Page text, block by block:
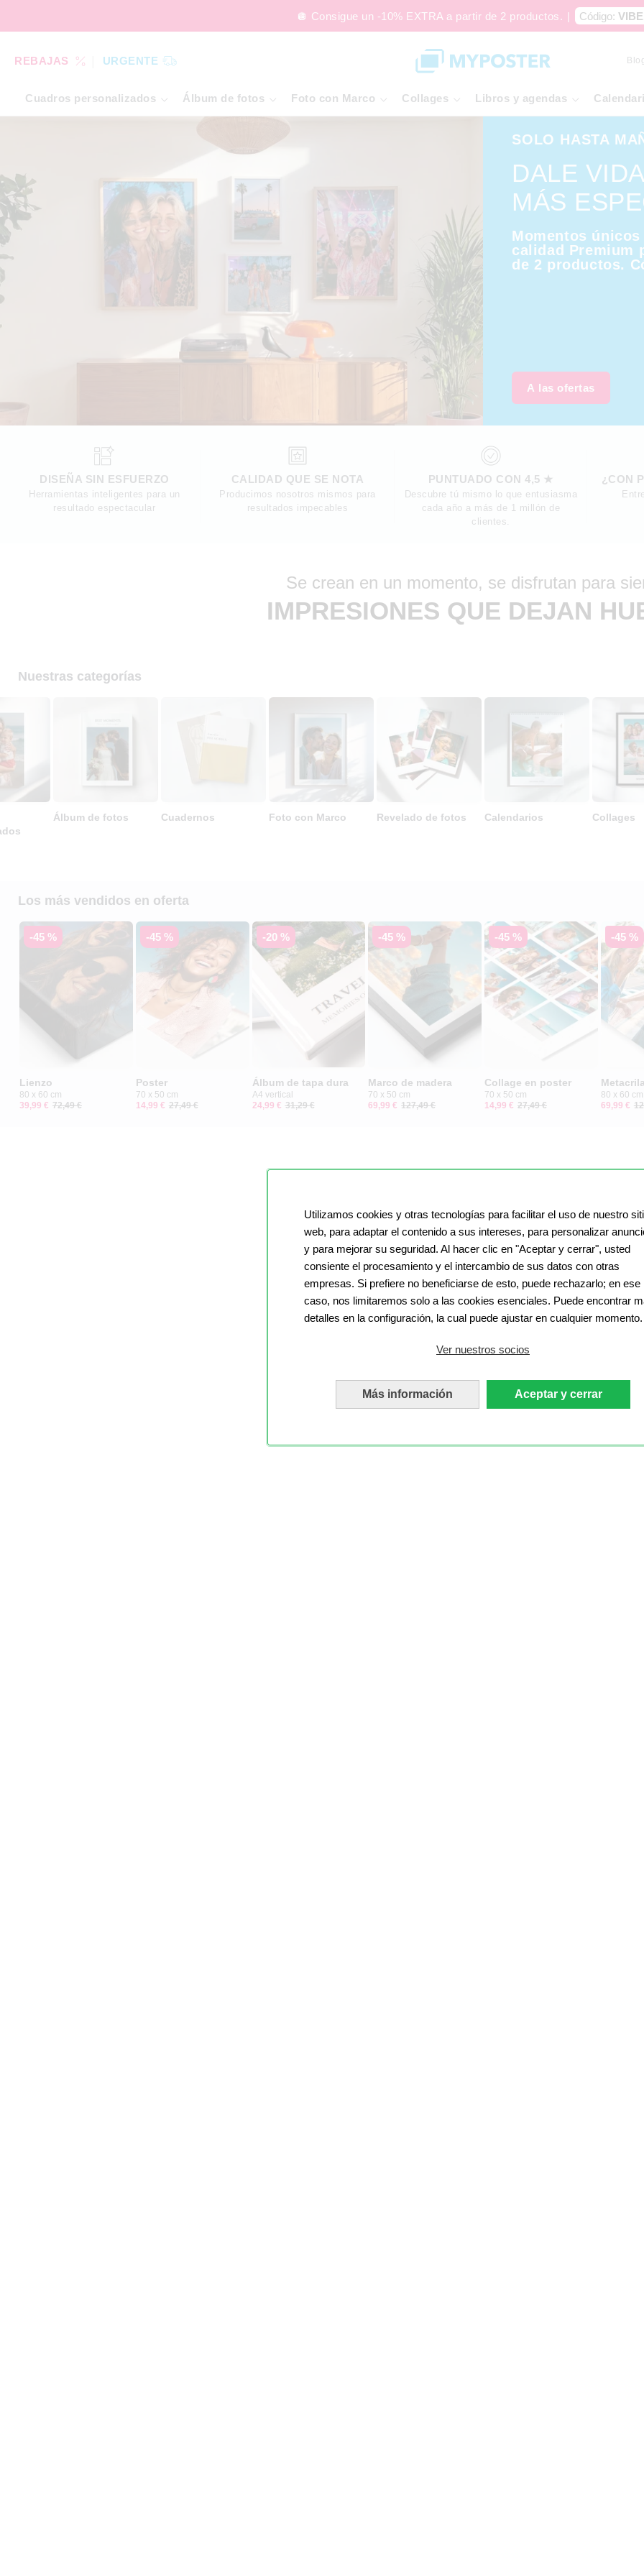
Utilizamos cookies y otras tecnologías para facilitar el uso de nuestro
web, para adaptar el contenido a sus intereses, para personalizar
y para mejorar su seguridad. Al hacer clic en "Aceptar y cerrar", usted
consiente el procesamiento y el intercambio de sus datos con otras
empresas. Si prefiere no beneficiarse de esto, puede rechazarlo; en ese
caso, nos limitaremos solo a las cookies esenciales. Puede encontrar
detalles en la configuración, la cual puede ajustar en cualquier momento.
Ver nuestros socios
Más información Aceptar y cerrar
🪩 Consigue un -10% EXTRA a partir de 2 productos. | Código:
REBAJAS URGENTE
Cuadros personalizados Álbum de fotos Foto con Marco Collages Libros y agendas
SOLO HASTA
DALE
MÁS
Momentos
calidad Premium
de 2 productos.
A las ofertas
DISEÑA SIN ESFUERZO
Herramientas inteligentes para un
resultado espectacular
CALIDAD QUE SE NOTA
Producimos nosotros mismos para
resultados impecables
PUNTUADO CON 4,5 ★
Descubre tú mismo lo que entusiasma
cada año a más de 1 millón de
clientes.
¿CON
Se crean en un momento, se disfrutan para
IMPRESIONES QUE DEJAN
Nuestras categorías
Álbum de fotos Cuadernos Foto con Marco Revelado de fotos Calendarios Collages
Los más vendidos en oferta
-45 %
Lienzo
80 x 60 cm
39,99 € 72,49 €
-45 %
Poster
70 x 50 cm
14,99 € 27,49 €
-20 %
Álbum de tapa dura
A4 vertical
24,99 € 31,29 €
-45 %
Marco de madera
70 x 50 cm
69,99 € 127,49 €
-45 %
Collage en poster
70 x 50 cm
14,99 € 27,49 €
-45 %
80 x 60 cm
69,99 €